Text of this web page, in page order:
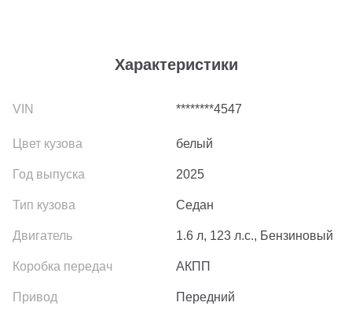
Характеристики
********4547
белый
2025
Седан
1.6 л, 123 л.с., Бензиновый
АКПП
Передний